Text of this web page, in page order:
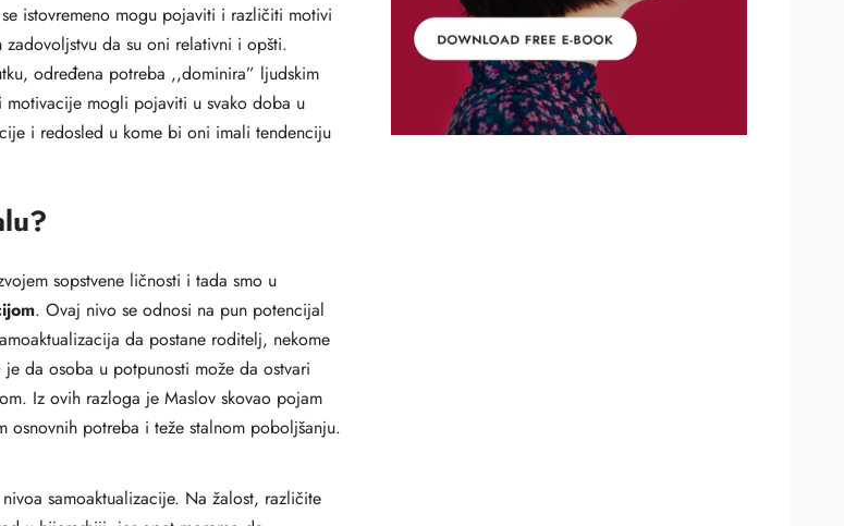
istovremeno mogu pojaviti i različiti motivi
da su oni relativni i opšti.
određena potreba ,,dominira” ljudskim
mogli pojaviti u svako doba u
i redosled u kome bi oni imali tendenciju
sopstvene ličnosti i tada smo u
. Ovaj nivo se odnosi na pun potencijal
da postane roditelj, nekome
da osoba u potpunosti može da ostvari
Iz ovih razloga je Maslov skovao pojam
potreba i teže stalnom poboljšanju.
samoaktualizacije. Na žalost, različite